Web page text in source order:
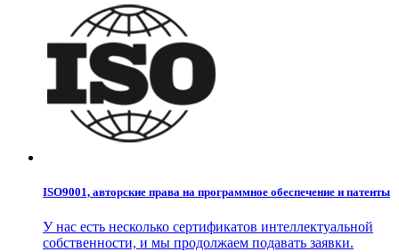
ISO9001, авторские права на программное обеспечение и патенты
У нас есть несколько сертификатов интеллектуальной
собственности, и мы продолжаем подавать заявки.